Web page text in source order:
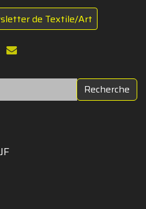
de Textile/Art
Recherche